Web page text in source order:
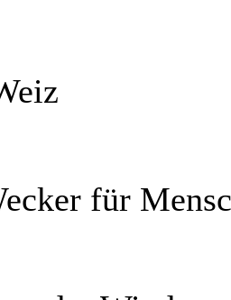
für